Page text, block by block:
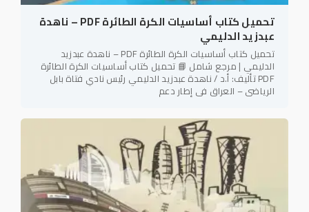
تحميل كتاب أساسيات الكرة الطائرة PDF – ناهدة
عبدزيد الدليمي
تحميل كتاب أساسيات الكرة الطائرة PDF – ناهدة عبدزيد
الدليمي | مرجع شامل 📘 تحميل كتاب أساسيات الكرة الطائرة
PDF تأليف: أ.د / ناهدة عبدزيد الدليمي رئيس نادي فتاة بابل
الرياضي – العراق في إطار دعم